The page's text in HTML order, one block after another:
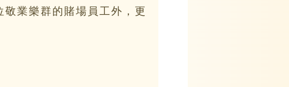
業樂群的賭場員工外，更